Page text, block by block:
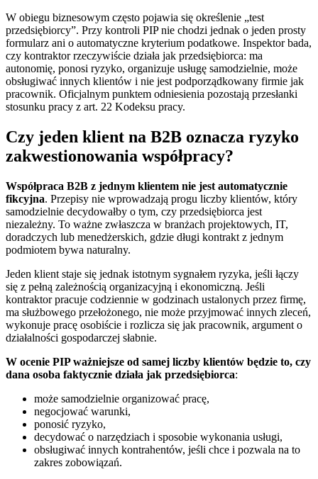
W obiegu biznesowym często pojawia się określenie „test
przedsiębiorcy”. Przy kontroli PIP nie chodzi jednak o jeden prosty
formularz ani o automatyczne kryterium podatkowe. Inspektor bada,
czy kontraktor rzeczywiście działa jak przedsiębiorca: ma
autonomię, ponosi ryzyko, organizuje usługę samodzielnie, może
obsługiwać innych klientów i nie jest podporządkowany firmie jak
pracownik. Oficjalnym punktem odniesienia pozostają przesłanki
stosunku pracy z art. 22 Kodeksu pracy.
Czy jeden klient na B2B oznacza ryzyko
zakwestionowania współpracy?
Współpraca B2B z jednym klientem nie jest automatycznie
fikcyjna. Przepisy nie wprowadzają progu liczby klientów, który
samodzielnie decydowałby o tym, czy przedsiębiorca jest
niezależny. To ważne zwłaszcza w branżach projektowych, IT,
doradczych lub menedżerskich, gdzie długi kontrakt z jednym
podmiotem bywa naturalny.
Jeden klient staje się jednak istotnym sygnałem ryzyka, jeśli łączy
się z pełną zależnością organizacyjną i ekonomiczną. Jeśli
kontraktor pracuje codziennie w godzinach ustalonych przez firmę,
ma służbowego przełożonego, nie może przyjmować innych zleceń,
wykonuje pracę osobiście i rozlicza się jak pracownik, argument o
działalności gospodarczej słabnie.
W ocenie PIP ważniejsze od samej liczby klientów będzie to, czy
dana osoba faktycznie działa jak przedsiębiorca:
może samodzielnie organizować pracę,
negocjować warunki,
ponosić ryzyko,
decydować o narzędziach i sposobie wykonania usługi,
obsługiwać innych kontrahentów, jeśli chce i pozwala na to
zakres zobowiązań.